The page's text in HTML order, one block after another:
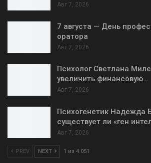
Авг 7, 2026
7 августа — День
оратора
Авг 7, 2026
Психолог Светлана
увеличить финансовую…
Авг 7, 2026
Психогенетик Надежда
существует ли «ген
Авг 7, 2026
PREV NEXT 1 из 4 051